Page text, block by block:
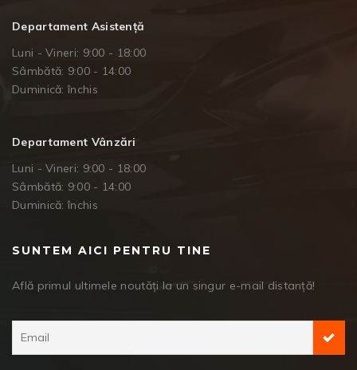
Departament Asistență
Luni - Vineri: 9:00 - 18:00
Sâmbătă: 9:00 - 14:00
Duminică: închis
Departament Vânzări
Luni - Vineri: 9:00 - 18:00
Sâmbătă: 9:00 - 14:00
Duminică: închis
SUNTEM AICI PENTRU TINE
Află primul ultimele noutăți la un singur e-mail distanță!